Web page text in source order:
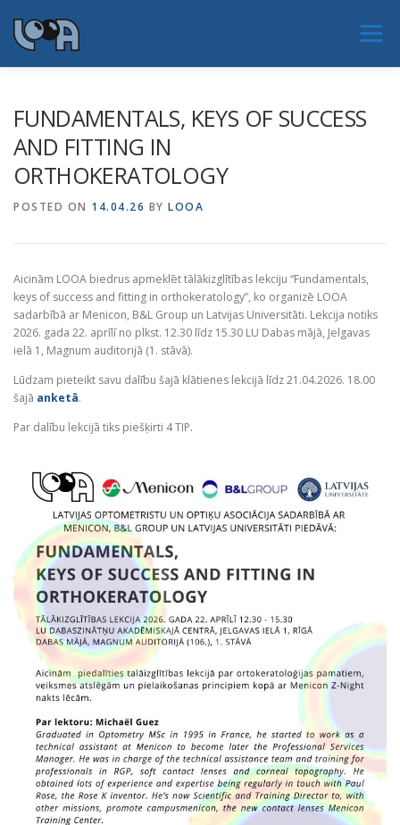
content
Menu
PAR NOZARI SERTIFIKĀCIJA
FUNDAMENTALS, KEYS OF SUCCESS
AND FITTING IN
ORTHOKERATOLOGY
POSTED ON 14.04.26 BY LOOA
Aicinām LOOA biedrus apmeklēt tālākizglītības lekciju “Fundamentals,
keys of success and fitting in orthokeratology”, ko organizē LOOA
sadarbībā ar Menicon, B&L Group un Latvijas Universitāti. Lekcija notiks
2026. gada 22. aprīlī no plkst. 12.30 līdz 15.30 LU Dabas mājā, Jelgavas
ielā 1, Magnum auditorijā (1. stāvā).
Lūdzam pieteikt savu dalību šajā klātienes lekcijā līdz 21.04.2026. 18.00
šajā anketā.
Par dalību lekcijā tiks piešķirti 4 TIP.